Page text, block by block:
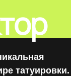
татуировки.